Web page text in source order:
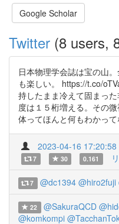
Google Scholar
Twitter (8 users,
日本物理学会誌は宝の山
も楽しい。 https://t.co/
持したまま冷えて固まっ
度は１５桁増える。その
体ってほんと何もわかって
2023-04-16 17:20:58
7 30 0.161
7 @dc1394 @hiro2fuji
22 @SakuraQCD
@komkompi